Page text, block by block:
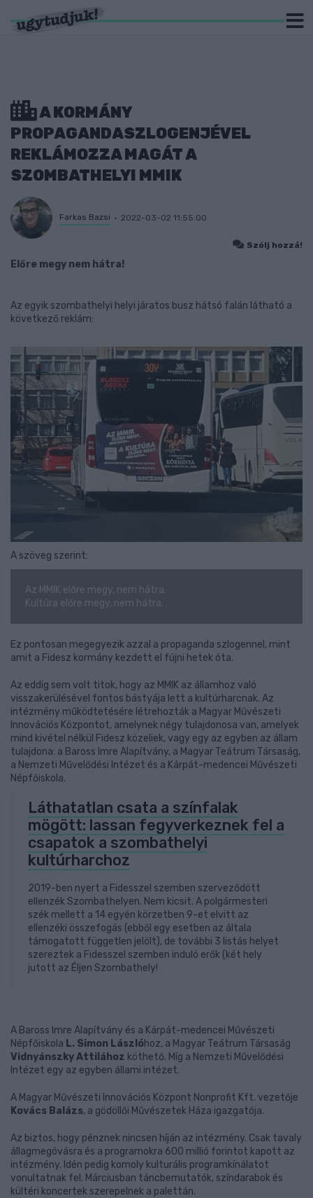
A KORMÁNY
PROPAGANDASZLOGENJÉVEL
REKLÁMOZZA MAGÁT A
SZOMBATHELYI MMIK
Farkas Bazsi 2022-03-02 11:55:00
Szólj hozzá!
Előre megy nem hátra!
Az egyik szombathelyi helyi járatos busz hátsó falán látható a
következő reklám:
A szöveg szerint:
Az MMIK előre megy, nem hátra.
Kultúra előre megy, nem hátra.
Ez pontosan megegyezik azzal a propaganda szlogennel, mint
amit a Fidesz kormány kezdett el fújni hetek óta.
Az eddig sem volt titok, hogy az MMIK az államhoz való
visszakerülésével fontos bástyája lett a kultúrharcnak. Az
intézmény működtetésére létrehozták a Magyar Művészeti
Innovációs Központot, amelynek négy tulajdonosa van, amelyek
mind kivétel nélkül Fidesz közeliek, vagy egy az egyben az állam
tulajdona: a Baross Imre Alapítvány, a Magyar Teátrum Társaság,
a Nemzeti Művelődési Intézet és a Kárpát-medencei Művészeti
Népfőiskola.
Láthatatlan csata a színfalak
mögött: lassan fegyverkeznek fel a
csapatok a szombathelyi
kultúrharchoz
2019-ben nyert a Fidesszel szemben szerveződött
ellenzék Szombathelyen. Nem kicsit. A polgármesteri
szék mellett a 14 egyén körzetben 9-et elvitt az
ellenzéki összefogás (ebből egy esetben az általa
támogatott független jelölt), de további 3 listás helyet
szereztek a Fidesszel szemben induló erők (két hely
jutott az Éljen Szombathely!
A Baross Imre Alapítvány és a Kárpát-medencei Művészeti
Népfőiskola L. Simon Lászlóhoz, a Magyar Teátrum Társaság
Vidnyánszky Attilához köthető. Míg a Nemzeti Művelődési
Intézet egy az egyben állami intézet.
A Magyar Művészeti Innovációs Központ Nonprofit Kft. vezetője
Kovács Balázs, a gödöllői Művészetek Háza igazgatója.
Az biztos, hogy pénznek nincsen híján az intézmény. Csak tavaly
állagmegóvásra és a programokra 600 millió forintot kapott az
intézmény. Idén pedig komoly kulturális programkínálatot
vonultatnak fel. Márciusban táncbemutatók, színdarabok és
kültéri koncertek szerepelnek a palettán.